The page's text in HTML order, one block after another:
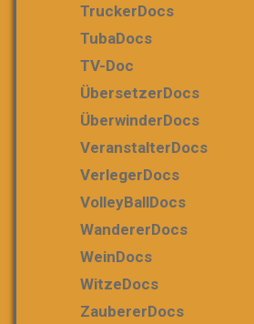
TruckerDocs
TubaDocs
TV-Doc
ÜbersetzerDocs
ÜberwinderDocs
VeranstalterDocs
VerlegerDocs
VolleyBallDocs
WandererDocs
WeinDocs
WitzeDocs
ZaubererDocs